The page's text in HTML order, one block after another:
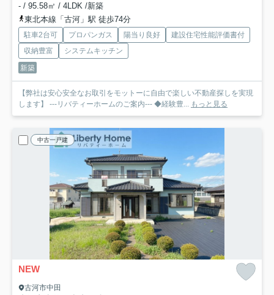
- / 95.58㎡ / 4LDK /新築
東北本線「古河」駅 徒歩74分
駐車2台可 プロパンガス 陽当り良好
建設住宅性能評価書付
収納豊富
システムキッチン
新築
【弊社は安心安全なお取引をモットーに自由で楽しい不動産探しを実現
します】 ---リバティーホームのご案内--- ◆経験豊... もっと見る
中古一戸建
NEW
古河市中田